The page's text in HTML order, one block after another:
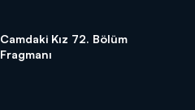
Camdaki Kız 72. Bölüm
Fragmanı